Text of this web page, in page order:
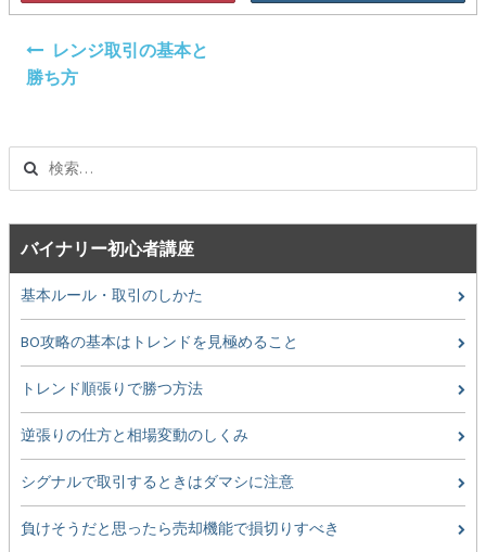
ナ
ゲ
ー
シ
ョ
ン
レンジ取引の基本と
勝ち方
バイナリー初心者講座
基本ルール・取引のしかた
BO攻略の基本はトレンドを見極めること
トレンド順張りで勝つ方法
逆張りの仕方と相場変動のしくみ
シグナルで取引するときはダマシに注意
負けそうだと思ったら売却機能で損切りすべき